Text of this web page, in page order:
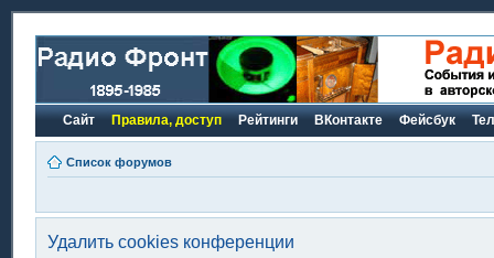
Сайт Правила, доступ Рейтинги ВКонтакте Фейсбук
Список форумов
Удалить cookies конференции